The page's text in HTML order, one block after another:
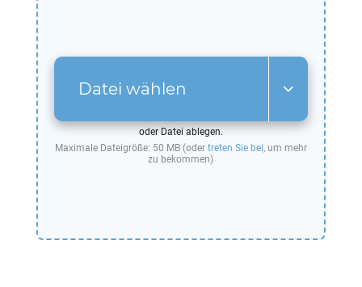
Datei wählen
oder Datei ablegen.
Maximale Dateigröße: 50 MB (oder treten Sie bei, um mehr
zu bekommen)